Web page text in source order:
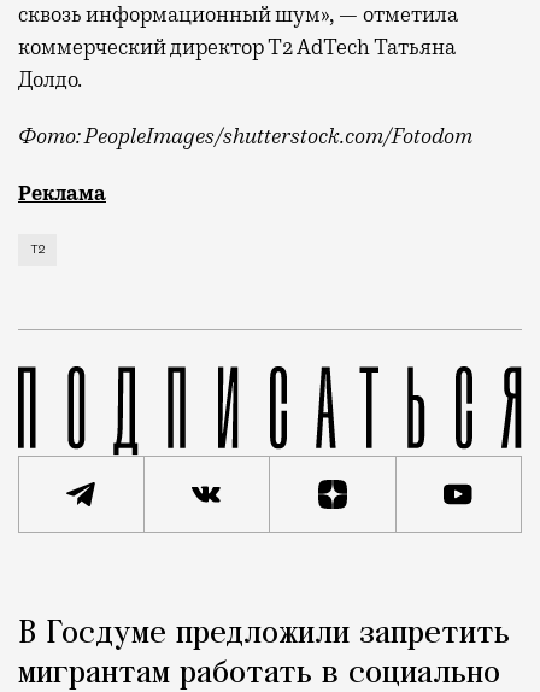
сквозь информационный шум», — отметила
коммерческий директор Т2 AdTech Татьяна
Долдо.
Фото: PeopleImages/shutterstock.com/Fotodom
Мобильный оператор Т2 изучил модели интернет-
Реклама
Т2
Город
В Госдуме предложили запретить
мигрантам работать в социально